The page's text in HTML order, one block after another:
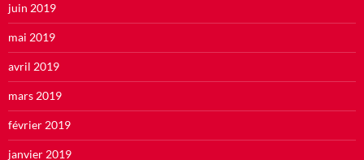
juin 2019
mai 2019
avril 2019
mars 2019
février 2019
janvier 2019